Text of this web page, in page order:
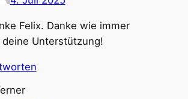
Felix. Danke wie immer
Unterstützung!